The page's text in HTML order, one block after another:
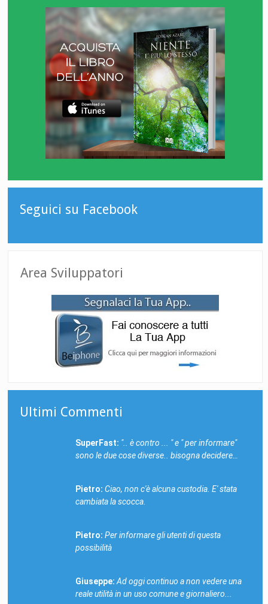
Seguici su Facebook
Area Sviluppatori
Ultimi Commenti
SuperFast: ".. è contro ... " e " per informare"
sono le due cose diverse.. bisogna decidere…
Pietro: Ciao, non c'è alcuna custodia. E' stata
cambiata la scocca.
Pietro: Per informare gli utenti di questa
possibilità
Giuseppe: Ad oggi continuo a non vedere una
reale utilità in un uso comune e giornaliero...